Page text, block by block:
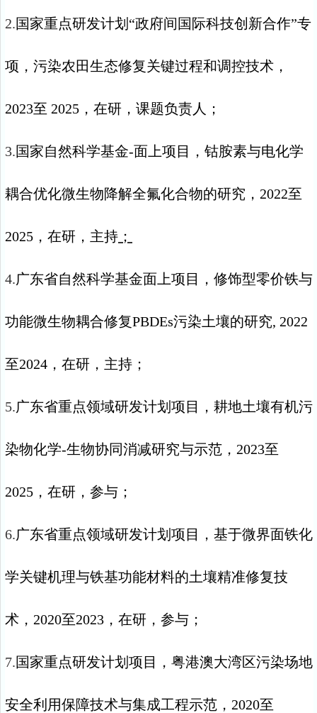
2.国家重点研发计划“政府间国际科技创新合作”专
项，污染农田生态修复关键过程和调控技术，
2023至 2025 ，在研，课题负责人；
3.国家自然科学基金-面上项目，钴胺素与电化学
耦合优化微生物降解全氟化合物的研究， 2022至
2025 ，在研，主持 ；
4.广东省自然科学基金面上项目，修饰型零价铁与
功能微生物耦合修复PBDEs污染土壤的研究, 2022
至2024 ，在研，主持；
5.广东省重点领域研发计划项目，耕地土壤有机污
染物化学-生物协同消减研究与示范， 2023至
2025 ，在研，参与；
6.广东省重点领域研发计划项目，基于微界面铁化
学关键机理与铁基功能材料的土壤精准修复技
术， 2020至2023 ，在研，参与；
7.国家重点研发计划项目，粤港澳大湾区污染场地
安全利用保障技术与集成工程示范， 2020至